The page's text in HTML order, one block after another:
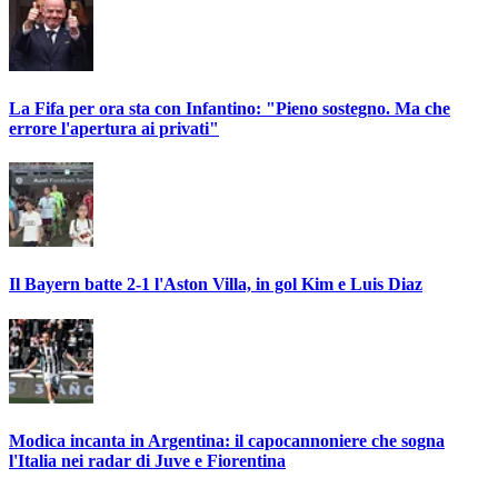
La Fifa per ora sta con Infantino: "Pieno sostegno. Ma che
errore l'apertura ai privati"
Il Bayern batte 2-1 l'Aston Villa, in gol Kim e Luis Diaz
Modica incanta in Argentina: il capocannoniere che sogna
l'Italia nei radar di Juve e Fiorentina